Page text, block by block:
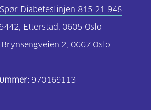
Spør Diabeteslinjen 815 21 948
Etterstad, 0605 Oslo
Brynsengveien 2, 0667 Oslo
970169113